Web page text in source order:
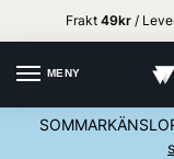
Frakt 49kr /
MENY